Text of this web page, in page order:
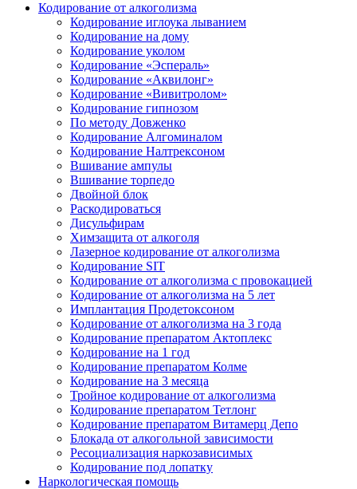
Кодирование от алкоголизма
Кодирование иглоука лыванием
Кодирование на дому
Кодирование уколом
Кодирование «Эспераль»
Кодирование «Аквилонг»
Кодирование «Вивитролом»
Кодирование гипнозом
По методу Довженко
Кодирование Алгоминалом
Кодирование Налтрексоном
Вшивание ампулы
Вшивание торпедо
Двойной блок
Раскодироваться
Дисульфирам
Химзащита от алкоголя
Лазерное кодирование от алкоголизма
Кодирование SIT
Кодирование от алкоголизма с провокацией
Кодирование от алкоголизма на 5 лет
Имплантация Продетоксоном
Кодирование от алкоголизма на 3 года
Кодирование препаратом Актоплекс
Кодирование на 1 год
Кодирование препаратом Колме
Кодирование на 3 месяца
Тройное кодирование от алкоголизма
Кодирование препаратом Тетлонг
Кодирование препаратом Витамерц Депо
Блокада от алкогольной зависимости
Ресоциализация наркозависимых
Кодирование под лопатку
Наркологическая помощь